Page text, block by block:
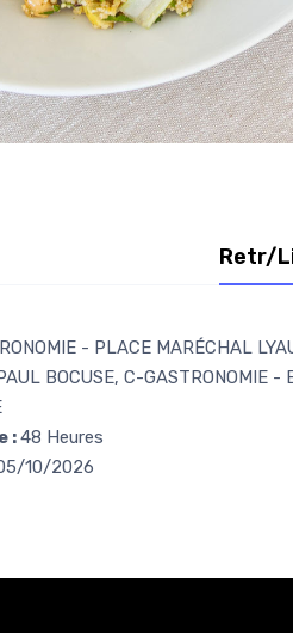
Retr/
- PLACE MARÉCHAL
BOCUSE, C-GASTRONOMIE
:48 Heures
10/2026